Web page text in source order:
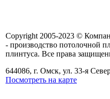
Copyright 2005-2023 ©
- производство потолочной
плинтуса. Все права
644086, г. Омск, ул. 33-я
Посмотреть на карте